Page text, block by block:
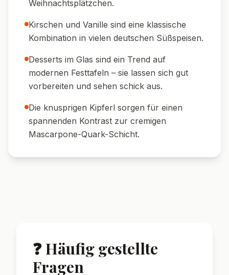
☕ Kaffee-Tipp:Auch zu einer Tasse
Espresso oder Cappuccino ein Genuss.
🍨 Als Eisbecher:Mit einer Kugel Vanilleeis
servieren für ein festliches Extra.
🎄 Festliche Deko:Mit etwas Puderzucker
und Zimt bestäuben.
🥄 Im Glas:In kleinen Dessertgläsern
serviert, sieht es besonders edel aus.
Österreich und sind ein beliebtes
Weihnachtsgebäck im gesamten
deutschsprachigen Raum.